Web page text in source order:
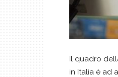
Il quadro
in Italia è ad